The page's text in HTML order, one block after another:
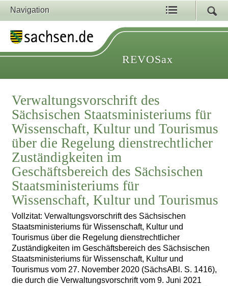
Navigation
REVOSax
Verwaltungsvorschrift des
Sächsischen Staatsministeriums für
Wissenschaft, Kultur und Tourismus
über die Regelung dienstrechtlicher
Zuständigkeiten im
Geschäftsbereich des Sächsischen
Staatsministeriums für
Wissenschaft, Kultur und Tourismus
Vollzitat: Verwaltungsvorschrift des Sächsischen
Staatsministeriums für Wissenschaft, Kultur und
Tourismus über die Regelung dienstrechtlicher
Zuständigkeiten im Geschäftsbereich des Sächsischen
Staatsministeriums für Wissenschaft, Kultur und
Tourismus vom 27. November 2020 (SächsABl. S. 1416),
die durch die Verwaltungsvorschrift vom 9. Juni 2021